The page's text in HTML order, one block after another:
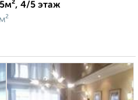
4/5 этаж